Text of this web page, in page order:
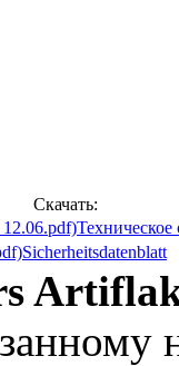
Скачать:
Техническое
Sicherheitsdatenblatt